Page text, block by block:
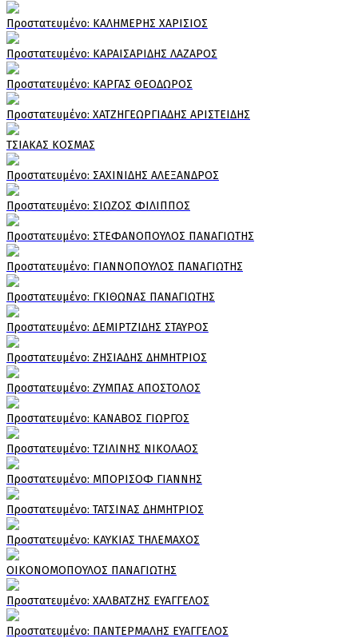
Πρoστατευμένο: ΚΑΛΗΜΕΡΗΣ ΧΑΡΙΣΙΟΣ
Πρoστατευμένο: ΚΑΡΑΙΣΑΡΙΔΗΣ ΛΑΖΑΡΟΣ
Πρoστατευμένο: ΚΑΡΓΑΣ ΘΕΟΔΩΡΟΣ
Πρoστατευμένο: ΧΑΤΖΗΓΕΩΡΓΙΑΔΗΣ ΑΡΙΣΤΕΙΔΗΣ
ΤΣΙΑΚΑΣ ΚΟΣΜΑΣ
Πρoστατευμένο: ΣΑΧΙΝΙΔΗΣ ΑΛΕΞΑΝΔΡΟΣ
Πρoστατευμένο: ΣΙΩΖΟΣ ΦΙΛΙΠΠΟΣ
Πρoστατευμένο: ΣΤΕΦΑΝΟΠΟΥΛΟΣ ΠΑΝΑΓΙΩΤΗΣ
Πρoστατευμένο: ΓΙΑΝΝΟΠΟΥΛΟΣ ΠΑΝΑΓΙΩΤΗΣ
Πρoστατευμένο: ΓΚΙΘΩΝΑΣ ΠΑΝΑΓΙΩΤΗΣ
Πρoστατευμένο: ΔΕΜΙΡΤΖΙΔΗΣ ΣΤΑΥΡΟΣ
Πρoστατευμένο: ΖΗΣΙΑΔΗΣ ΔΗΜΗΤΡΙΟΣ
Πρoστατευμένο: ΖΥΜΠΑΣ ΑΠΟΣΤΟΛΟΣ
Πρoστατευμένο: ΚΑΝΑΒΟΣ ΓΙΩΡΓΟΣ
Πρoστατευμένο: ΤΖΙΛΙΝΗΣ ΝΙΚΟΛΑΟΣ
Πρoστατευμένο: ΜΠΟΡΙΣΟΦ ΓΙΑΝΝΗΣ
Πρoστατευμένο: ΤΑΤΣΙΝΑΣ ΔΗΜΗΤΡΙΟΣ
Πρoστατευμένο: ΚΑΥΚΙΑΣ ΤΗΛΕΜΑΧΟΣ
ΟΙΚΟΝΟΜΟΠΟΥΛΟΣ ΠΑΝΑΓΙΩΤΗΣ
Πρoστατευμένο: ΧΑΛΒΑΤΖΗΣ ΕΥΑΓΓΕΛΟΣ
Πρoστατευμένο: ΠΑΝΤΕΡΜΑΛΗΣ ΕΥΑΓΓΕΛΟΣ